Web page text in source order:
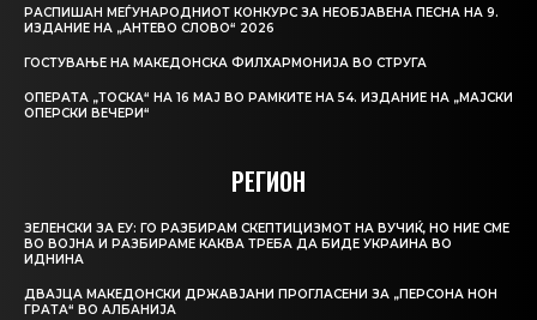
РАСПИШАН МЕЃУНАРОДНИОТ КОНКУРС ЗА НЕОБЈАВЕНА ПЕСНА НА 9.
ИЗДАНИЕ НА „АНТЕВО СЛОВО“ 2026
ГОСТУВАЊЕ НА МАКЕДОНСКА ФИЛХАРМОНИЈА ВО СТРУГА
ОПЕРАТА „ТОСКА“ НА 16 МАЈ ВО РАМКИТЕ НА 54. ИЗДАНИЕ НА „МАЈСКИ
ОПЕРСКИ ВЕЧЕРИ“
РЕГИОН
ЗЕЛЕНСКИ ЗА ЕУ: ГО РАЗБИРАМ СКЕПТИЦИЗМОТ НА ВУЧИЌ, НО НИЕ СМЕ
ВО ВОЈНА И РАЗБИРАМЕ КАКВА ТРЕБА ДА БИДЕ УКРАИНА ВО
ИДНИНА
ДВАЈЦА МАКЕДОНСКИ ДРЖАВЈАНИ ПРОГЛАСЕНИ ЗА „ПЕРСОНА НОН
ГРАТА“ ВО АЛБАНИЈА